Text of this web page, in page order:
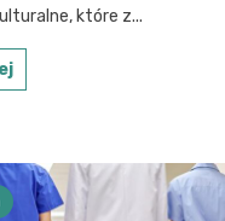
które z...